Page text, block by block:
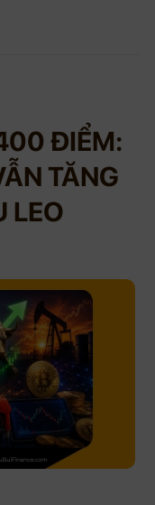
ĐIỂM:
TĂNG
LEO